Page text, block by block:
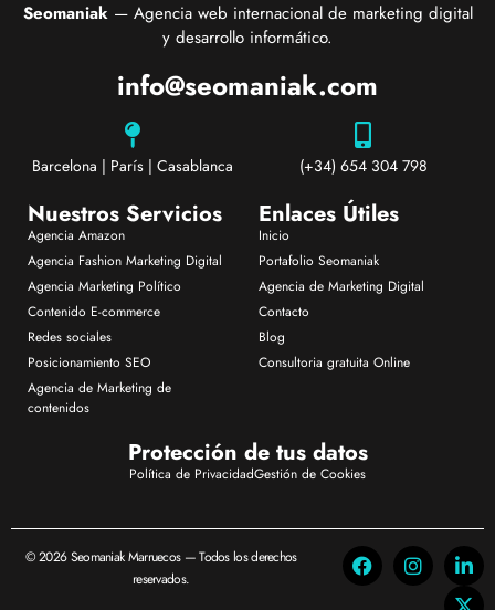
Seomaniak— Agencia web internacional de marketing digital
y desarrollo informático.
info@seomaniak.com
Barcelona | París | Casablanca (+34) 654 304 798
Nuestros Servicios
Agencia Amazon
Agencia Fashion Marketing Digital
Agencia Marketing Político
Contenido E-commerce
Redes sociales
Posicionamiento SEO
Agencia de Marketing de
contenidos
Enlaces Útiles
Inicio
Portafolio Seomaniak
Agencia de Marketing Digital
Contacto
Blog
Consultoria gratuita Online
Protección de tus datos
Política de PrivacidadGestión de Cookies
© 2026 Seomaniak Marruecos — Todos los derechos
reservados.